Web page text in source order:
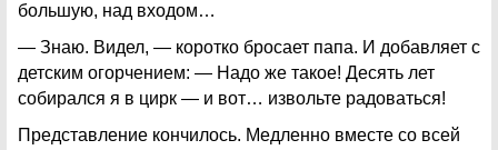
большую, над входом…
— Знаю. Видел, — коротко бросает папа. И добавляет с
детским огорчением: — Надо же такое! Десять лет
собирался я в цирк — и вот… извольте радоваться!
Представление кончилось. Медленно вместе со всей